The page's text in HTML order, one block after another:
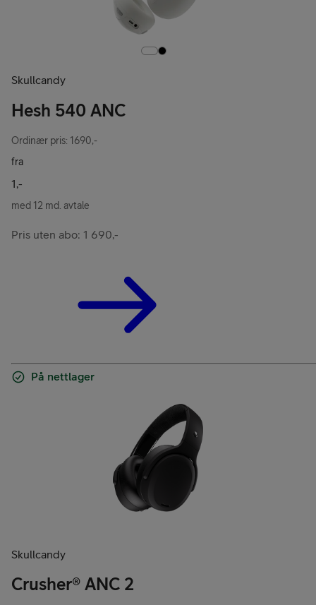
Skullcandy
Hesh 540 ANC
Ordinær pris: 1690,-
fra
1,-
med 12 md. avtale
Pris uten abo: 1 690,-
På nettlager
Skullcandy
Crusher® ANC 2